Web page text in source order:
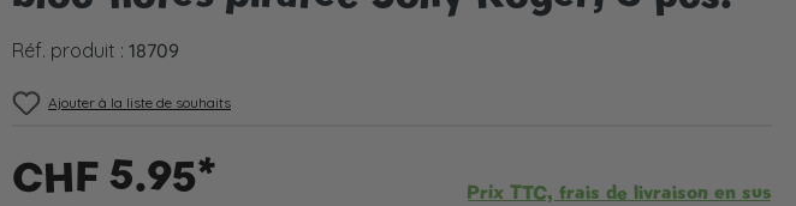
Réf. produit : 18709
Ajouter à la liste de souhaits
CHF 5.95* Prix TTC, frais de livraison en sus